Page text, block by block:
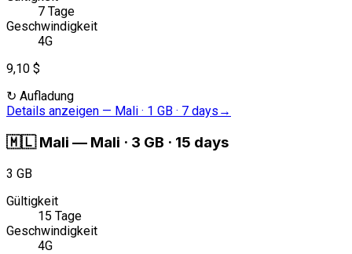
7 Tage
Geschwindigkeit
4G
9,10 $
↻ Aufladung
Details anzeigen — Mali · 1 GB · 7 days →
🇲🇱 Mali — Mali · 3 GB · 15 days
3 GB
Gültigkeit
15 Tage
Geschwindigkeit
4G